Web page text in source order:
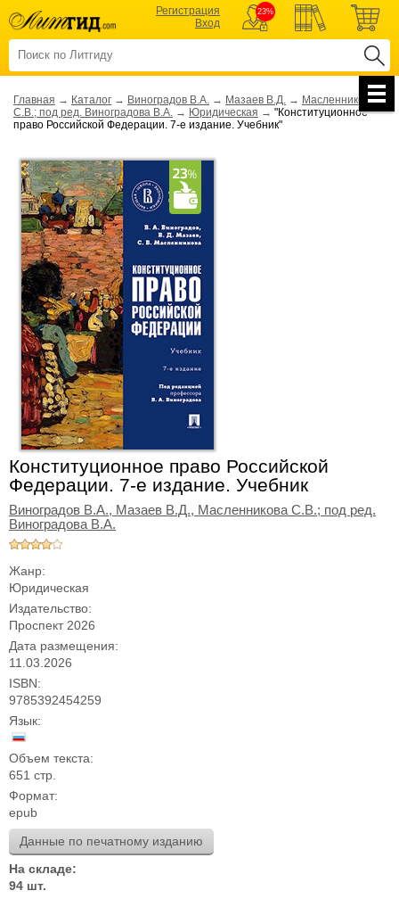
Регистрация
Вход
23%
Главная → Каталог → Виноградов В.А. → Мазаев В.Д. → Масленникова
С.В.; под ред. Виноградова В.А. → Юридическая → "Конституционное
право Российской Федерации. 7-е издание. Учебник"
Конституционное право Российской
Федерации. 7-е издание. Учебник
Виноградов В.А., Мазаев В.Д., Масленникова С.В.; под ред.
Виноградова В.А.
Жанр:
Юридическая
Издательство:
Проспект 2026
Дата размещения:
11.03.2026
ISBN:
9785392454259
Язык:
Объем текста:
651 стр.
Формат:
epub
Данные по печатному изданию
На складе:
94 шт.